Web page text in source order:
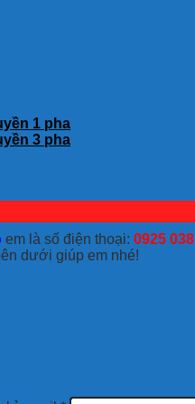
1 pha
3 pha
em là số điện thoại: 0925 038
dưới giúp em nhé!